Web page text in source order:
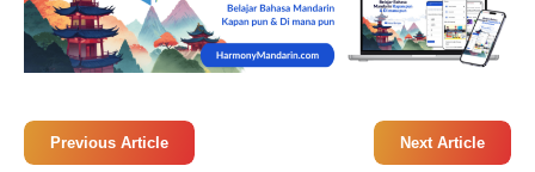
Previous Article Next Article